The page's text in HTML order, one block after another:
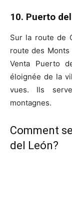
10. Puerto
Sur la route de
route des Monts
Venta Puerto
éloignée de la
vues. Ils
montagnes.
Comment
del León?